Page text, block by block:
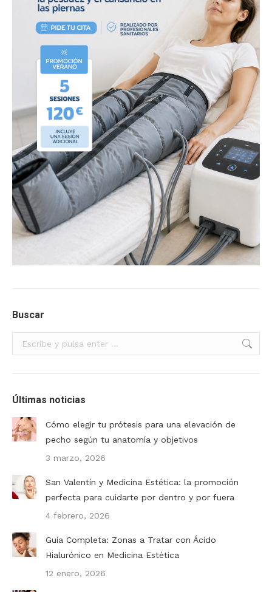
Buscar
Buscar:
Últimas noticias
Cómo elegir tu prótesis para una elevación de
pecho según tu anatomía y objetivos
3 marzo, 2026
San Valentín y Medicina Estética: la promoción
perfecta para cuidarte por dentro y por fuera
4 febrero, 2026
Guía Completa: Zonas a Tratar con Ácido
Hialurónico en Medicina Estética
12 enero, 2026